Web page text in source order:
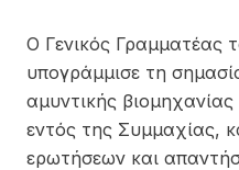
Ο Γενικός
υπογράμμισε τη
αμυντικής
εντός της Συμμαχίας,
ερωτήσεων και